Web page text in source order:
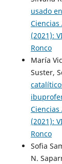
usado
Ciencias
(2021):
Ronco
María
Suster,
Ciencias
(2021):
Ronco
Sofia
N.